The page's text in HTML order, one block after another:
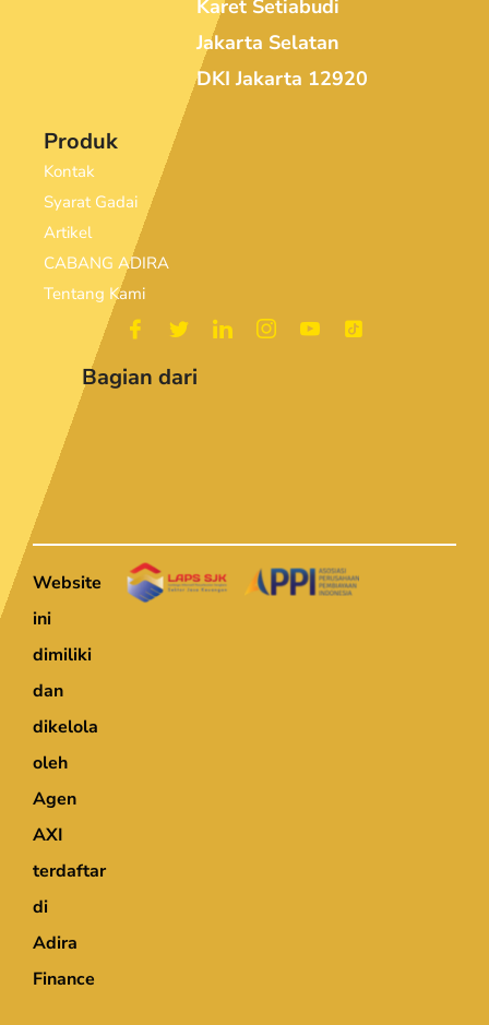
Karet Setiabudi
Jakarta Selatan
DKI Jakarta 12920
Produk
Kontak
Syarat Gadai
Artikel
CABANG ADIRA
Tentang Kami
Bagian dari
Website
ini
dimiliki
dan
dikelola
oleh
Agen
AXI
terdaftar
di
Adira
Finance